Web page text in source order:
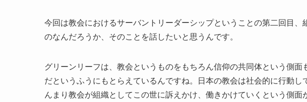
今回は教会におけるサーバントリーダーシップということの第二回目、
のなんだろうか、そのことを話したいと思うんです。
グリーンリーフは、教会というものをもちろん信仰の共同体という側
だというふうにもとらえているんですね。日本の教会は社会的に行動
んまり教会が組織としてこの世に訴えかけ、働きかけていくという側面